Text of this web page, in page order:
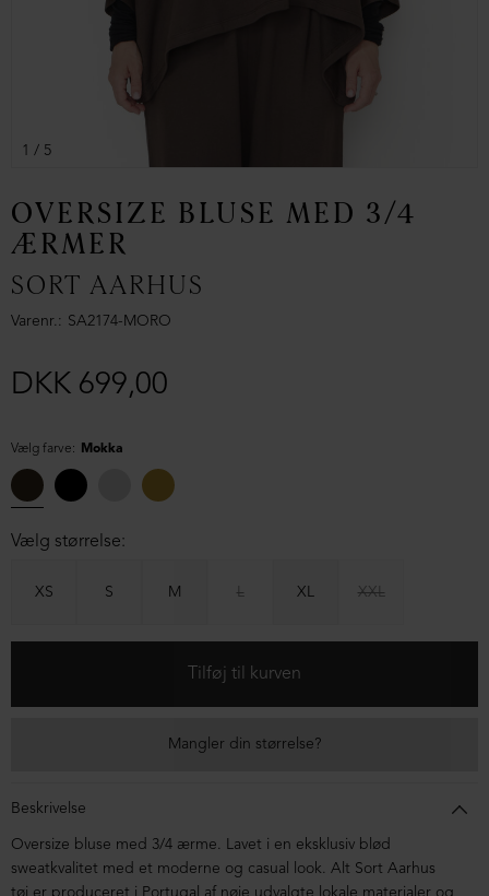
1 / 5
OVERSIZE BLUSE MED 3/4
ÆRMER
SORT AARHUS
Varenr. SA2174-MORO
DKK 699,00
Vælg farve: Mokka
Vælg størrelse:
XS S M L XL XXL
Mangler din størrelse?
Beskrivelse
Oversize bluse med 3/4 ærme. Lavet i en eksklusiv blød
sweatkvalitet med et moderne og casual look. Alt Sort Aarhus